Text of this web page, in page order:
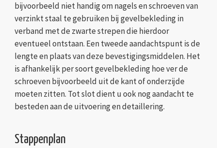
bijvoorbeeld niet handig om nagels en schroeven van
verzinkt staal te gebruiken bij gevelbekleding in
verband met de zwarte strepen die hierdoor
eventueel ontstaan. Een tweede aandachtspunt is de
lengte en plaats van deze bevestigingsmiddelen. Het
is afhankelijk per soort gevelbekleding hoe ver de
schroeven bijvoorbeeld uit de kant of onderzijde
moeten zitten. Tot slot dient u ook nog aandacht te
besteden aan de uitvoering en detaillering.
Stappenplan